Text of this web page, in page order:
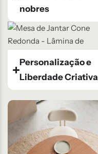
nobres
Personalização e
Liberdade Criativa